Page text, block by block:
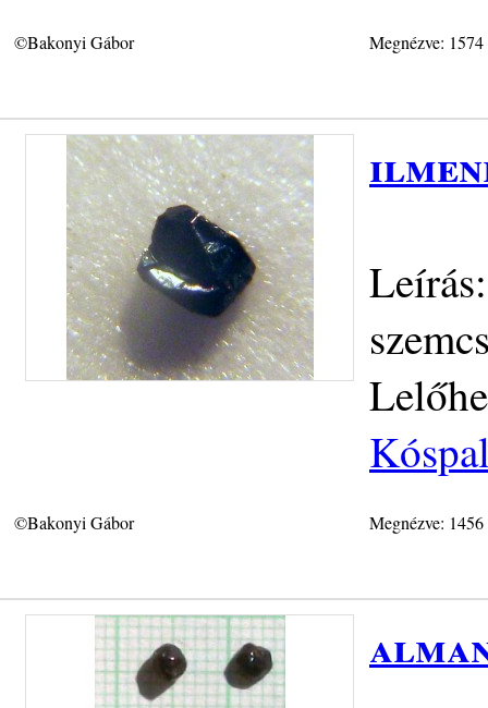
©Bakonyi Gábor Megnézve:
©Bakonyi Gábor Megnézve: